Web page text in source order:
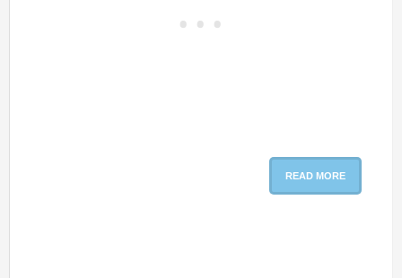
READ MORE